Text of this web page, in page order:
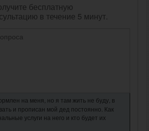
бесплатную
в течение 5 минут.
на меня, но я там жить не буду, в
и прописан мой дед постоянно. Как
услуги на него и кто будет их